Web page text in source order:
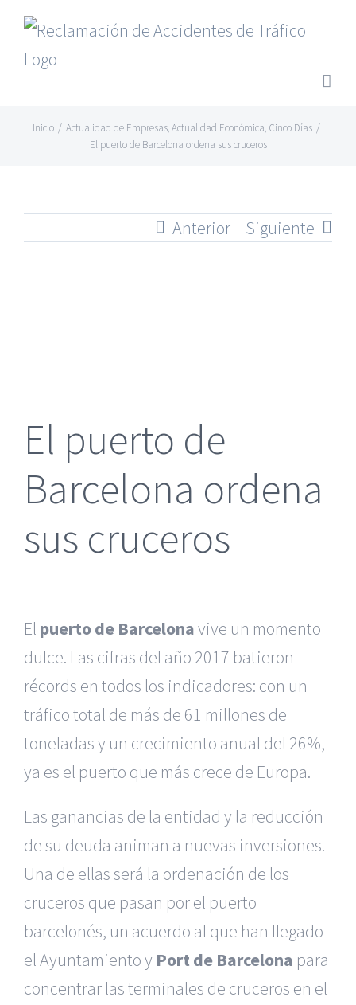
Saltar
contenido
Inicio / Actualidad de Empresas,Actualidad Económica, Cinco Días /
El puerto de Barcelona ordena sus cruceros
Anterior Siguiente
El puerto de
Barcelona ordena
sus cruceros
El puerto de Barcelonavive un momento
dulce. Las cifras del año 2017 batieron
récords en todos los indicadores: con un
tráfico total de más de 61 millones de
toneladas y un crecimiento anual del 26%,
ya es el puerto que más crece de Europa.
Las ganancias de la entidad y la reducción
de su deuda animan a nuevas inversiones.
Una de ellas será la ordenación de los
cruceros que pasan por el puerto
barcelonés, un acuerdo al que han llegado
el Ayuntamiento y Port de Barcelona para
concentrar las terminales de cruceros en el